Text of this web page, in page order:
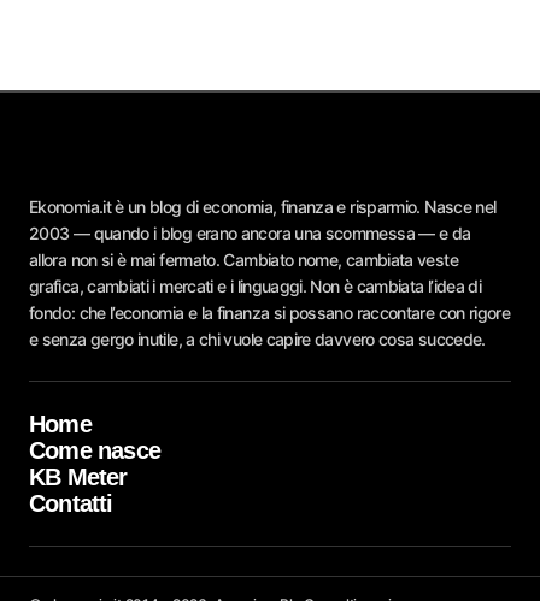
Ekonomia.it è un blog di economia, finanza e risparmio. Nasce nel
2003 — quando i blog erano ancora una scommessa — e da
allora non si è mai fermato. Cambiato nome, cambiata veste
grafica, cambiati i mercati e i linguaggi. Non è cambiata l’idea di
fondo: che l’economia e la finanza si possano raccontare con rigore
e senza gergo inutile, a chi vuole capire davvero cosa succede.
Home
Come nasce
KB Meter
Contatti